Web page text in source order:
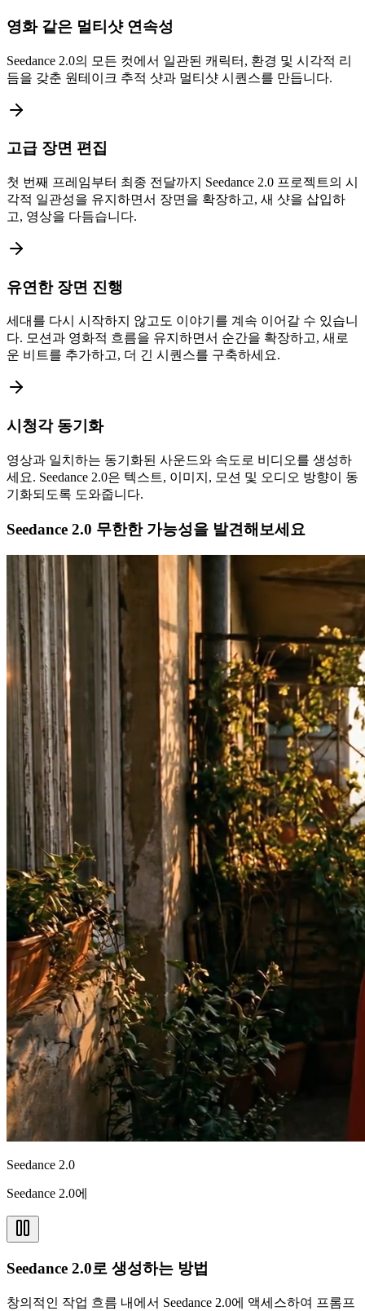
영화 같은 멀티샷 연속성
Seedance 2.0의 모든 컷에서 일관된 캐릭터, 환경 및 시각적 리
듬을 갖춘 원테이크 추적 샷과 멀티샷 시퀀스를 만듭니다.
고급 장면 편집
첫 번째 프레임부터 최종 전달까지 Seedance 2.0 프로젝트의 시
각적 일관성을 유지하면서 장면을 확장하고, 새 샷을 삽입하
고, 영상을 다듬습니다.
유연한 장면 진행
세대를 다시 시작하지 않고도 이야기를 계속 이어갈 수 있습니
다. 모션과 영화적 흐름을 유지하면서 순간을 확장하고, 새로
운 비트를 추가하고, 더 긴 시퀀스를 구축하세요.
시청각 동기화
영상과 일치하는 동기화된 사운드와 속도로 비디오를 생성하
세요. Seedance 2.0은 텍스트, 이미지, 모션 및 오디오 방향이 동
기화되도록 도와줍니다.
Seedance 2.0 무한한 가능성을 발견해보세요
Seedance 2.0
Seedance 2.0에
Seedance 2.0로 생성하는 방법
창의적인 작업 흐름 내에서 Seedance 2.0에 액세스하여 프롬프